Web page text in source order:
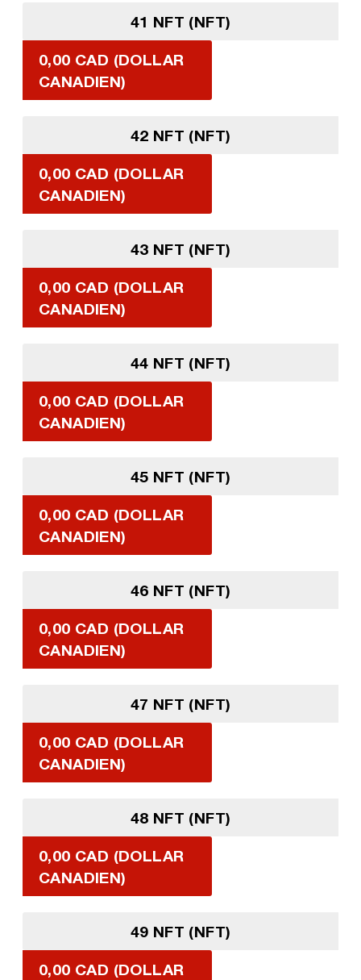
41 NFT (NFT)
0,00 CAD (DOLLAR
CANADIEN)
42 NFT (NFT)
0,00 CAD (DOLLAR
CANADIEN)
43 NFT (NFT)
0,00 CAD (DOLLAR
CANADIEN)
44 NFT (NFT)
0,00 CAD (DOLLAR
CANADIEN)
45 NFT (NFT)
0,00 CAD (DOLLAR
CANADIEN)
46 NFT (NFT)
0,00 CAD (DOLLAR
CANADIEN)
47 NFT (NFT)
0,00 CAD (DOLLAR
CANADIEN)
48 NFT (NFT)
0,00 CAD (DOLLAR
CANADIEN)
49 NFT (NFT)
0,00 CAD (DOLLAR